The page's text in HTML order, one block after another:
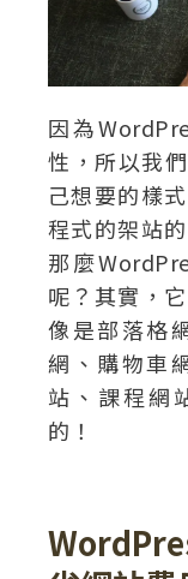
因為
性，所以我
己想要的樣
程式的架站
那麼
呢？其實，
像是部落格
網、購物車
站、課程網
的！